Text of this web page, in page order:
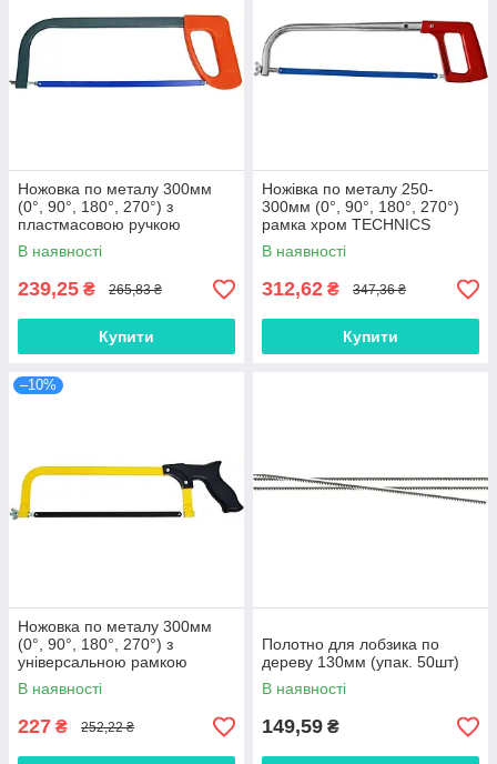
Ножовка по металу 300мм
(0°, 90°, 180°, 270°) з
пластмасовою ручкою
TECHNICS
В наявності
239,25 ₴ 265,83 ₴
Купити
Ножівка по металу 250-
300мм (0°, 90°, 180°, 270°)
рамка хром TECHNICS
В наявності
312,62 ₴ 347,36 ₴
Купити
–10%
Ножовка по металу 300мм
(0°, 90°, 180°, 270°) з
універсальною рамкою
TECHNICS
В наявності
227 ₴ 252,22 ₴
Полотно для лобзика по
дереву 130мм (упак. 50шт)
В наявності
149,59 ₴